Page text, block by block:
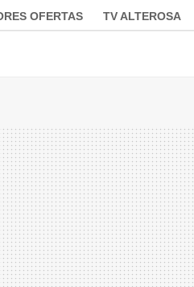
OFERTAS TV ALTEROSA